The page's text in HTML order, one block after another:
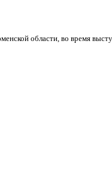
области, во время